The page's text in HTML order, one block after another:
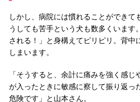
しかし、病院には慣れることができて
うしても苦手という犬も数多くいます
される！」と身構えてピリピリ。背中
しまいます。
「そうすると、余計に痛みを強く感
が入ったときに敏感に察して振り返っ
危険です」と山本さん。